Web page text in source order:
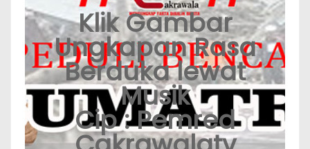
Klik Gambar
Ungkapan Rasa
Berduka lewat
Musik
Cip : Pemred